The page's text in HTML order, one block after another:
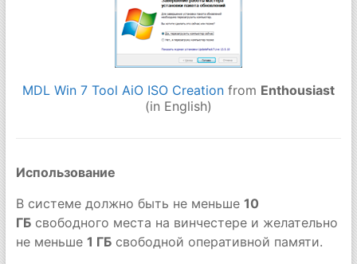
MDL Win 7 Tool AiO ISO Creationfrom Enthousiast
(in English)
Использование
В системе должно быть не меньше 10
ГБсвободного места на винчестере и желательно
не меньше 1 ГБсвободной оперативной памяти.